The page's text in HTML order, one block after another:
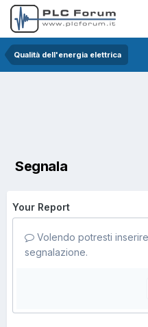
Qualità dell'energia elettrica
Segnala
Your Report
Volendo potresti
segnalazione.